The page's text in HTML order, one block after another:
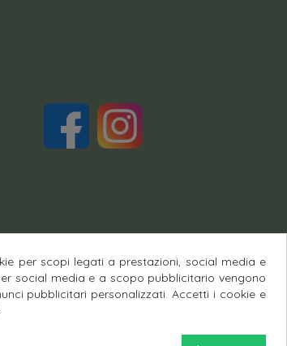
per scopi legati a prestazioni, social media e
social media e a scopo pubblicitario vengono
pubblicitari personalizzati. Accetti i cookie e